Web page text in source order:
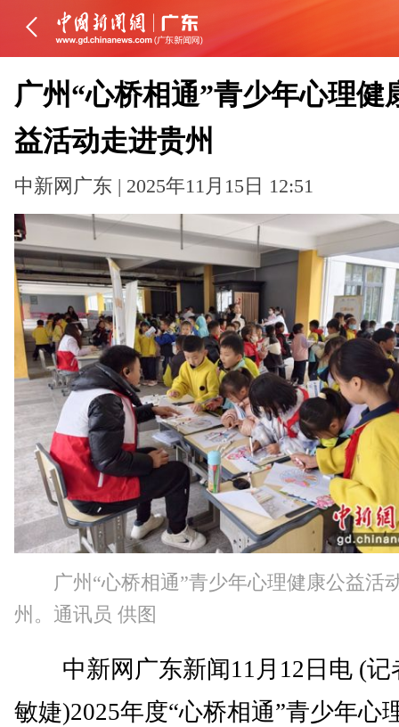
广州“心桥相通”青少年心理健
益活动走进贵州
中新网广东 | 2025年11月15日 12:51
广州“心桥相通”青少年心理健康公益活
州。通讯员 供图
中新网广东新闻11月12日电 (记
敏婕)2025年度“心桥相通”青少年心